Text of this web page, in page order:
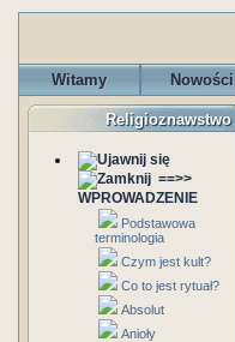
Witamy Nowości
Religioznawstwo
==>>
WPROWADZENIE
Podstawowa
terminologia
Czym jest kult?
Co to jest rytuał?
Absolut
Anioły